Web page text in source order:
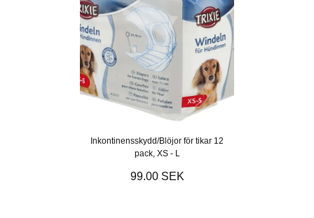
Inkontinensskydd/Blöjor för tikar 12
pack, XS - L
99.00 SEK